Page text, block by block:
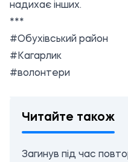
надихає інших.
***
#Обухівський район
#Кагарлик
#волонтери
Читайте також
Загинув під час